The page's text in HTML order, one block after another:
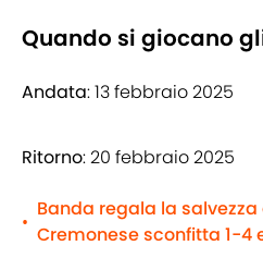
Quando si giocano
Andata: 13 febbraio 2025
Ritorno: 20 febbraio 2025
•
Banda regala la salvezza
Cremonese sconfitta 1-4